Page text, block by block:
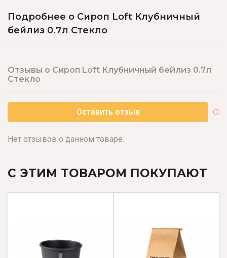
Подробнее о Сироп Loft Клубничный
бейлиз 0.7л Стекло
Отзывы о Сироп Loft Клубничный бейлиз 0.7л
Стекло
Оставить отзыв
Нет отзывов о данном товаре.
С ЭТИМ ТОВАРОМ ПОКУПАЮТ